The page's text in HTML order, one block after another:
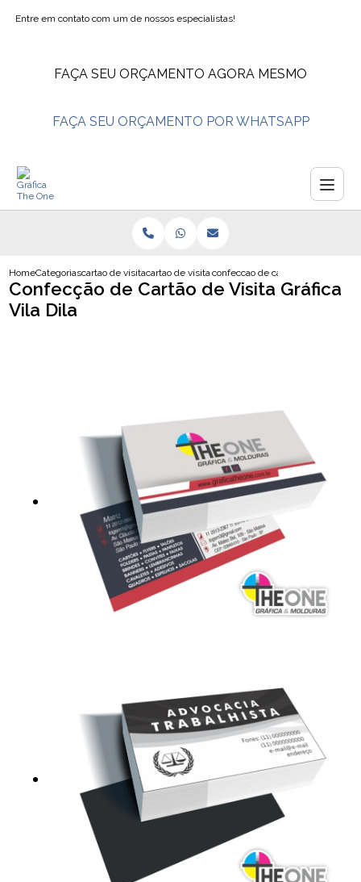
Entre em contato com um de nossos especialistas!
FAÇA SEU ORÇAMENTO AGORA MESMO
FAÇA SEU ORÇAMENTO POR WHATSAPP
HomeCategoriascartao de visitacartao de visita salao de beleza
confeccao de cartao de visita
Confecção de Cartão de Visita Gráfica
Vila Dila